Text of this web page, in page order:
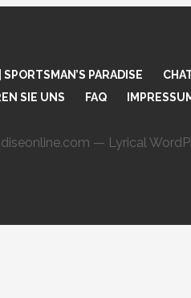
PARADISE
SIE UNS
FAQ
— Lyrical